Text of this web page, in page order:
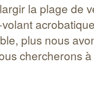
la plage de
plus nous
chercherons